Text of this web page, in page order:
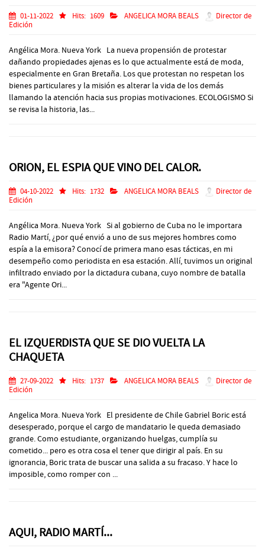
01-11-2022 Hits: 1609 ANGELICA MORA BEALS
Director de
Edición
Angélica Mora. Nueva York La nueva propensión de protestar
dañando propiedades ajenas es lo que actualmente está de moda,
especialmente en Gran Bretaña. Los que protestan no respetan los
bienes particulares y la misión es alterar la vida de los demás
llamando la atención hacia sus propias motivaciones. ECOLOGISMO Si
se revisa la historia, las...
ORION, EL ESPIA QUE VINO DEL CALOR.
04-10-2022 Hits: 1732 ANGELICA MORA BEALS
Director de
Edición
Angélica Mora. Nueva York Si al gobierno de Cuba no le importara
Radio Martí, ¿por qué envió a uno de sus mejores hombres como
espía a la emisora? Conocí de primera mano esas tácticas, en mi
desempeño como periodista en esa estación. Allí, tuvimos un original
infiltrado enviado por la dictadura cubana, cuyo nombre de batalla
era "Agente Ori...
EL IZQUERDISTA QUE SE DIO VUELTA LA
CHAQUETA
27-09-2022 Hits: 1737 ANGELICA MORA BEALS
Director de
Edición
Angelica Mora. Nueva York El presidente de Chile Gabriel Boric está
desesperado, porque el cargo de mandatario le queda demasiado
grande. Como estudiante, organizando huelgas, cumplía su
cometido... pero es otra cosa el tener que dirigir al país. En su
ignorancia, Boric trata de buscar una salida a su fracaso. Y hace lo
imposible, como romper con ...
AQUI, RADIO MARTÍ...